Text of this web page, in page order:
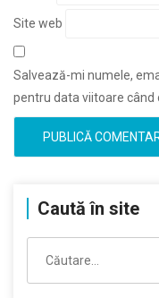
Site web
Salvează-mi numele,
pentru data viitoare când
Caută în site
după: